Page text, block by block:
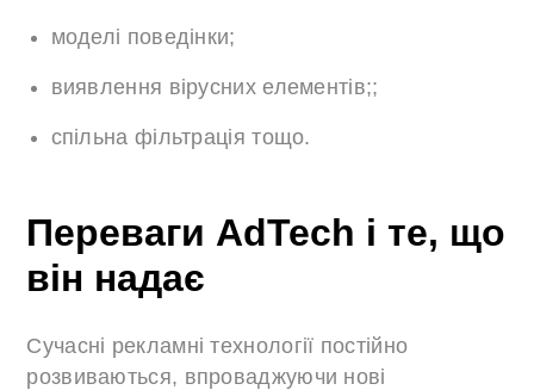
моделі поведінки;
виявлення вірусних елементів;;
спільна фільтрація тощо.
Переваги AdTech і те, що
він надає
Сучасні рекламні технології постійно
розвиваються, впроваджуючи нові